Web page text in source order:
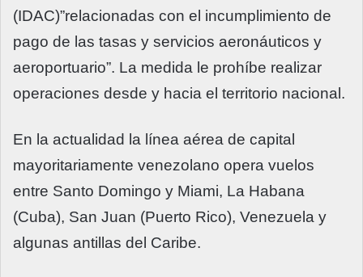
(IDAC)”relacionadas con el incumplimiento de
pago de las tasas y servicios aeronáuticos y
aeroportuario”. La medida le prohíbe realizar
operaciones desde y hacia el territorio nacional.
En la actualidad la línea aérea de capital
mayoritariamente venezolano opera vuelos
entre Santo Domingo y Miami, La Habana
(Cuba), San Juan (Puerto Rico), Venezuela y
algunas antillas del Caribe.